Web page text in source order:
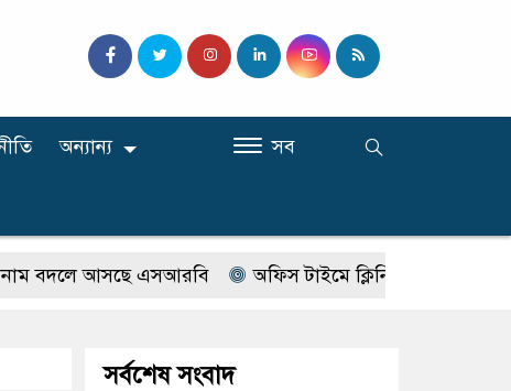
অন্যান্য সব
আসছে এসআরবি অফিস টাইমে ক্লিনিকে রোগী দেখছিলেন
সর্বশেষ সংবাদ